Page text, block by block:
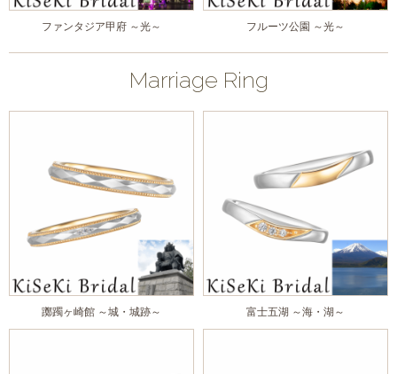
ファンタジア甲府 ～光～ フルーツ公園 ～光～
Marriage Ring
躑躅ヶ崎館 ～城・城跡～ 富士五湖 ～海・湖～